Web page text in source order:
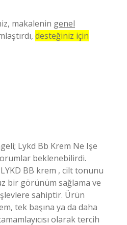
makalenin genel
desteğiniz için
Lykd Bb Krem Ne Işe
beklenebilirdi.
BB krem , cilt tonunu
bir görünüm sağlama ve
sahiptir. Ürün
tek başına ya da daha
olarak tercih